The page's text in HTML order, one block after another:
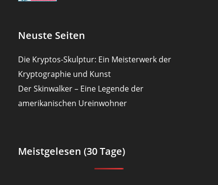
Neuste Seiten
Die Kryptos-Skulptur: Ein Meisterwerk der
Kryptographie und Kunst
Der Skinwalker – Eine Legende der
amerikanischen Ureinwohner
Meistgelesen (30 Tage)